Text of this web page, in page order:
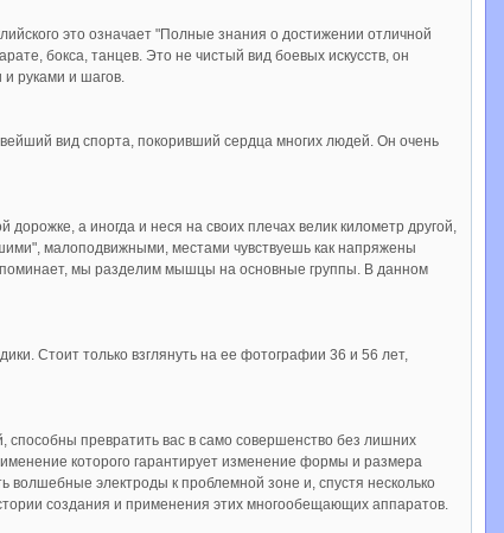
это означает "Полные знания о достижении отличной
бокса, танцев. Это не чистый вид боевых искусств, он
и руками и шагов.
вид спорта, покоривший сердца многих людей. Он очень
а иногда и неся на своих плечах велик километр другой,
малоподвижными, местами чувствуешь как напряжены
мы разделим мышцы на основные группы. В данном
Стоит только взглянуть на ее фотографии 36 и 56 лет,
превратить вас в само совершенство без лишних
которого гарантирует изменение формы и размера
электроды к проблемной зоне и, спустя несколько
создания и применения этих многообещающих аппаратов.